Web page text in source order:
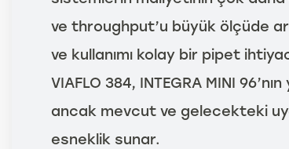
ve throughput’u büyük ölçüde
ve kullanımı kolay bir pipet
VIAFLO 384, INTEGRA MINI
ancak mevcut ve gelecekteki
esneklik sunar.